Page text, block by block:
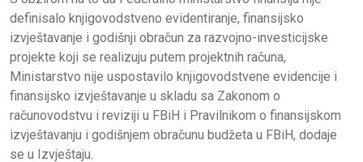
definisalo knjigovodstveno evidentiranje, finansijsko
izvještavanje i godišnji obračun za razvojno-investicijske
projekte koji se realizuju putem projektnih računa,
Ministarstvo nije uspostavilo knjigovodstvene evidencije i
finansijsko izvještavanje u skladu sa Zakonom o
računovodstvu i reviziji u FBiH i Pravilnikom o finansijskom
izvještavanju i godišnjem obračunu budžeta u FBiH, dodaje
se u Izvještaju.